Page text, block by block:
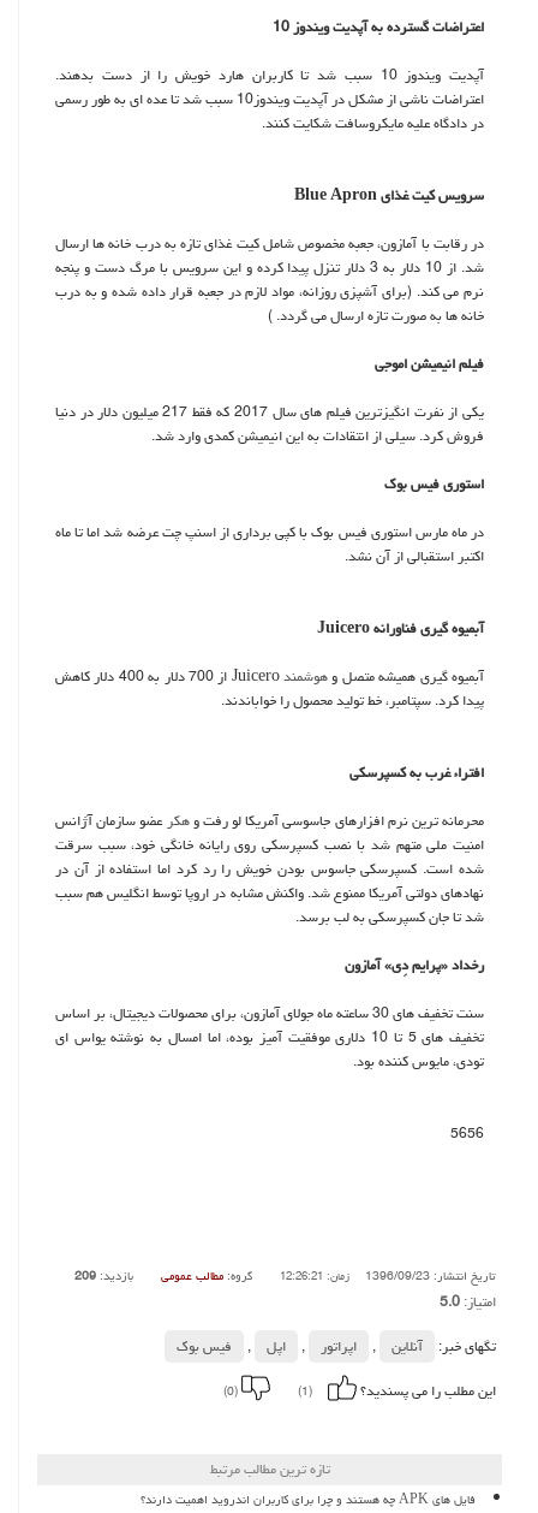
اعتراضات گسترده به آپدیت ویندوز 10
آپدیت ویندوز 10 سبب شد تا كاربران هارد خویش را از دست بدهند.
اعتراضات ناشی از مشكل در آپدیت ویندوز10 سبب شد تا عده ای به طور رسمی
در دادگاه علیه مایكروسافت شكایت كنند.
سرویس كیت غذای Blue Apron
در رقابت با آمازون، جعبه مخصوص شامل كیت غذای تازه به درب خانه ها ارسال
شد. از 10 دلار به 3 دلار تنزل پیدا كرده و این سرویس با مرگ دست و پنجه
نرم می كند. (برای آشپزی روزانه، مواد لازم در جعبه قرار داده شده و به درب
خانه ها به صورت تازه ارسال می گردد. )
فیلم انیمیشن اموجی
یكی از نفرت انگیزترین فیلم های سال 2017 كه فقط 217 میلیون دلار در دنیا
فروش كرد. سیلی از انتقادات به این انیمیشن كمدی وارد شد.
استوری فیس بوك
در ماه مارس استوری فیس بوك با كپی برداری از اسنپ چت عرضه شد اما تا ماه
اكتبر استقبالی از آن نشد.
آبمیوه گیری فناورانه Juicero
آبمیوه گیری همیشه متصل وهوشمند
Juicero از 700 دلار به 400 دلار كاهش
پیدا كرد. سپتامبر، خط تولید محصول را خواباندند.
افتراء غرب به كسپرسكی
محرمانه ترین نرم افزارهای جاسوسی آمریكا لو رفت وهكرعضو سازمان آژانس
امنیت ملی متهم شد با نصب كسپرسكی روی رایانه خانگی خود، سبب سرقت
شده است. كسپرسكی جاسوس بودن خویش را رد كرد اما استفاده از آن در
نهادهای دولتی آمریكا ممنوع شد. واكنش مشابه در اروپا توسط انگلیس هم سبب
شد تا جان كسپرسكی به لب برسد.
رخداد «پرایم دِی» آمازون
سنت تخفیف های 30 ساعته ماه جولای آمازون، برای محصولات دیجیتال، بر اساس
تخفیف های 5 تا 10 دلاری موفقیت آمیز بوده، اما امسال به نوشته یواس ای
تودی، مایوس كننده بود.
5656
تاریخ انتشار: 1396/09/23 زمان: 12:26:21 گروه: مطالب عمومی بازدید: 209
امتیاز:5.0
تگهای خبر:
آنلاین , اپراتور , اپل ,
فیس بوك
این مطلب را می پسندید؟
(1)
(0)
تازه ترین مطالب مرتبط
فایل های APK چه هستند و چرا برای کاربران اندروید اهمیت دارند؟